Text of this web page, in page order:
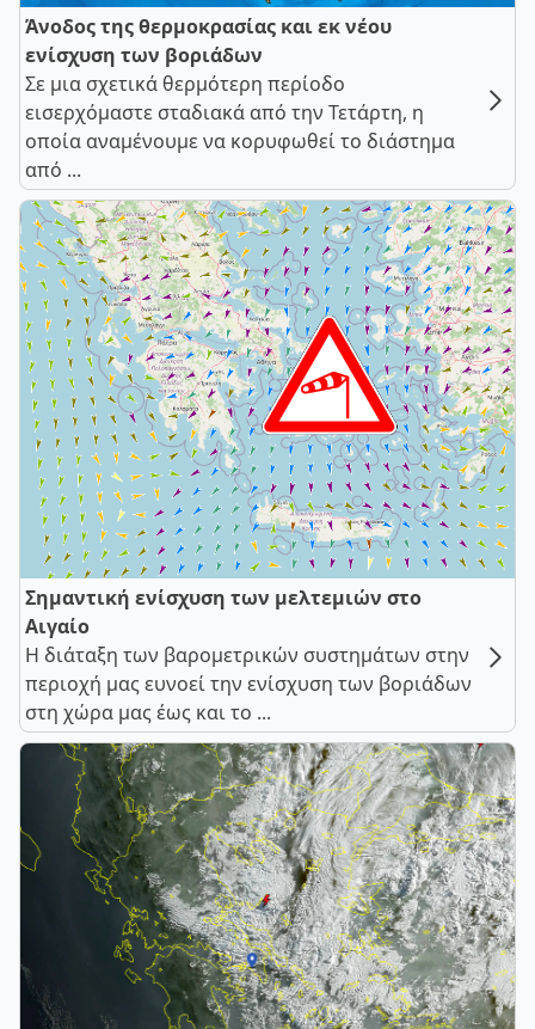
Άνοδος της θερμοκρασίας και εκ νέου
ενίσχυση των βοριάδων
Σε μια σχετικά θερμότερη περίοδο
εισερχόμαστε σταδιακά από την Τετάρτη, η
οποία αναμένουμε να κορυφωθεί το διάστημα
από ...
Σημαντική ενίσχυση των μελτεμιών στο
Αιγαίο
Η διάταξη των βαρομετρικών συστημάτων στην
περιοχή μας ευνοεί την ενίσχυση των βοριάδων
στη χώρα μας έως και το ...